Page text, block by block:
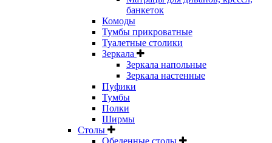
банкеток
Комоды
Тумбы прикроватные
Туалетные столики
Зеркала
Зеркала напольные
Зеркала настенные
Пуфики
Тумбы
Полки
Ширмы
Столы
Обеденные столы